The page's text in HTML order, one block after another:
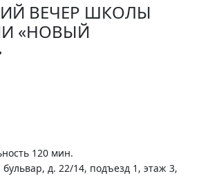
ВЕЧЕР ШКОЛЫ
«НОВЫЙ
120 мин.
д. 22/14, подъезд 1, этаж 3,